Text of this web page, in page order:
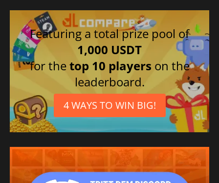
Featuring a total prize pool of
1,000 USDT
for thetop 10 players on the
leaderboard.
4 WAYS TO WIN BIG!